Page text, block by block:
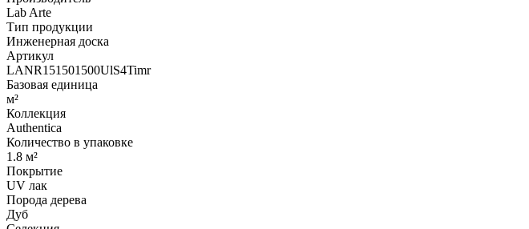
Lab Arte
Тип продукции
Инженерная доска
Артикул
LANR151501500UlS4Timr
Базовая единица
м²
Коллекция
Authentica
Количество в упаковке
1.8 м²
Покрытие
UV лак
Порода дерева
Дуб